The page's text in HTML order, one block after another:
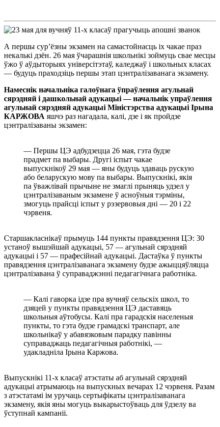
А першы сур’ёзны экзамен на самастойнасць іх чакае праз
некалькі дзён. 26 мая ўчарашнія школьнікі зоймуць свае месцы
ўжо ў аўдыторыях універсітэтаў, каледжаў і школьных класах
— будуць праходзіць першы этап цэнтралізаванага экзамену.
Намеснік начальніка галоўнага ўпраўлення агульнай
сярэдняй і дашкольнай адукацыі — начальнік упраўлення
агульнай сярэдняй адукацыі Міністэрства адукацыі Ірына
КАРЖОВА яшчэ раз нагадала, калі, дзе і як пройдзе
цэнтралізаваны экзамен:
— Першы ЦЭ адбудзецца 26 мая, гэта будзе
прадмет па выбары. Другі іспыт чакае
выпускнікоў 29 мая — яны будуць здаваць рускую
або беларускую мову па выбары. Выпускнікі, якія
па ўважлівай прычыне не змаглі прыняць удзел у
цэнтралізаваным экзамене ў асноўныя тэрміны,
змогуць прайсці іспыт у рэзервовыя дні — 20 і 22
чэрвеня.
Старшакласнікаў прымуць 144 пункты правядзення ЦЭ: 30
устаноў вышэйшай адукацыі, 57 — агульнай сярэдняй
адукацыі і 57 — прафесійнай адукацыі. Дастаўка ў пункты
правядзення цэнтралізаванага экзамену будзе ажыццяўляцца
цэнтралізавана ў суправаджэнні педагагічнага работніка.
— Калі гаворка ідзе пра вучняў сельскіх школ, то
дзяцей у пункты правядзення ЦЭ даставяць
школьныя аўтобусы. Калі пра гарадскія населеныя
пункты, то гэта будзе грамадскі транспарт, але
школьнікаў у абавязковым парадку павінны
суправаджаць педагагічныя работнікі, —
удакладніла Ірына Каржова.
Выпускнікі 11-х класаў атэстаты аб агульнай сярэдняй
адукацыі атрымаюць на выпускных вечарах 12 чэрвеня. Разам
з атэстатамі ім уручаць сертыфікаты цэнтралізаванага
экзамену, якія яны могуць выкарыстоўваць для ўдзелу ва
ўступнай кампаніі.